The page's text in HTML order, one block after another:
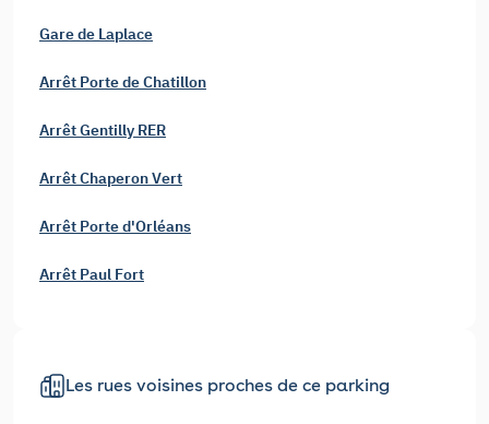
Gare de Laplace
Arrêt Porte de Chatillon
Arrêt Gentilly RER
Arrêt Chaperon Vert
Arrêt Porte d'Orléans
Arrêt Paul Fort
Les rues voisines proches de ce parking